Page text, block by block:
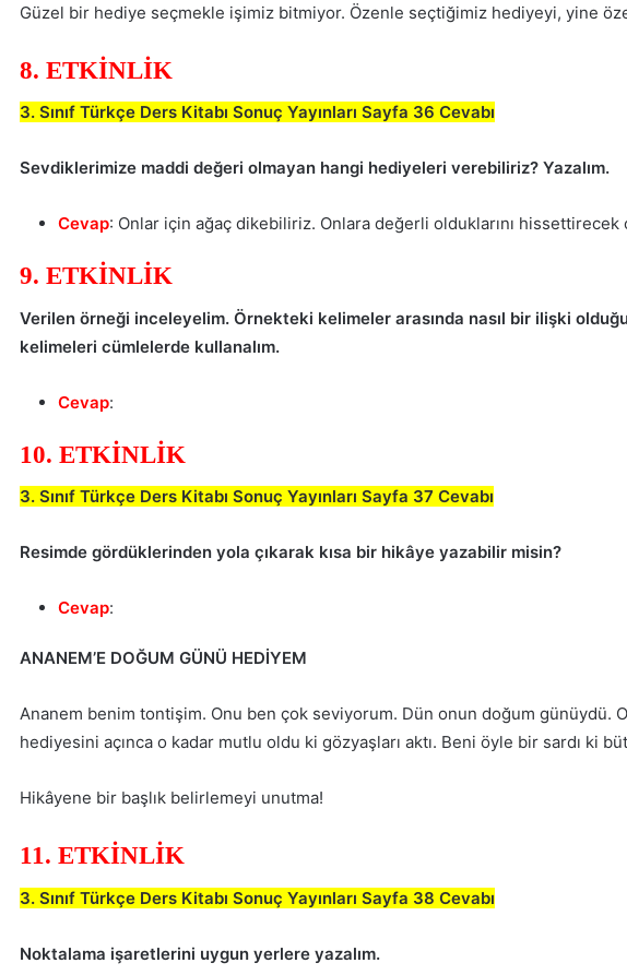
Güzel bir hediye seçmekle işimiz bitmiyor. Özenle seçtiğimiz hediyeyi, yine
8. ETKİNLİK
3. Sınıf Türkçe Ders Kitabı Sonuç Yayınları Sayfa 36 Cevabı
Sevdiklerimize maddi değeri olmayan hangi hediyeleri verebiliriz? Yazalım.
Cevap: Onlar için ağaç dikebiliriz. Onlara değerli olduklarını
9. ETKİNLİK
Verilen örneği inceleyelim. Örnekteki kelimeler arasında nasıl bir ilişki
kelimeleri cümlelerde kullanalım.
Cevap:
10. ETKİNLİK
3. Sınıf Türkçe Ders Kitabı Sonuç Yayınları Sayfa 37 Cevabı
Resimde gördüklerinden yola çıkarak kısa bir hikâye yazabilir misin?
Cevap:
ANANEM’E DOĞUM GÜNÜ HEDİYEM
Ananem benim tontişim. Onu ben çok seviyorum. Dün onun doğum günüydü.
hediyesini açınca o kadar mutlu oldu ki gözyaşları aktı. Beni öyle bir sardı ki
Hikâyene bir başlık belirlemeyi unutma!
11. ETKİNLİK
3. Sınıf Türkçe Ders Kitabı Sonuç Yayınları Sayfa 38 Cevabı
Noktalama işaretlerini uygun yerlere yazalım.